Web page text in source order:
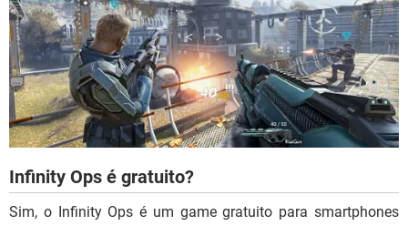
Infinity Ops é gratuito?
Sim, o Infinity Ops é um game gratuito para smartphones